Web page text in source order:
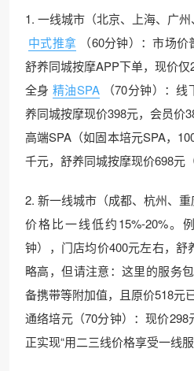
1. 一线城市（北京、上海、广州
中式推拿
（60分钟）：市场
舒养同城按摩APP下单，现价仅
全身 精油SPA
（70分钟）：
养同城按摩现价398元，会员价
高端SPA（如固本培元SPA，
千元，舒养同城按摩现价698元
2. 新一线城市（成都、杭州、重
价格比一线低约15%-20%。
钟），门店均价400元左右，舒
略高，但请注意：这里的服务
备携带等附加值，且原价518元
通络培元（70分钟）：现价
正实现“用二三线价格享受一线服